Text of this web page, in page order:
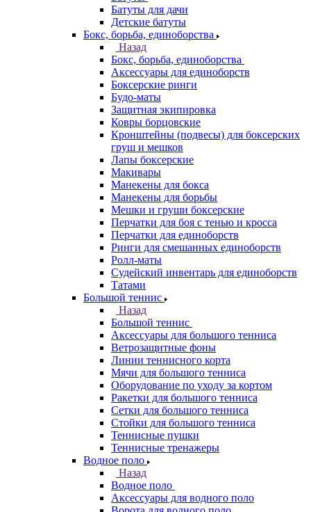
Батуты для дачи
Детские батуты
Бокс, борьба, единоборства
Назад
Бокс, борьба, единоборства
Аксессуары для единоборств
Боксерские ринги
Будо-маты
Защитная экипировка
Ковры борцовские
Кронштейны (подвесы) для боксерских
груш и мешков
Лапы боксерские
Макивары
Манекены для бокса
Манекены для борьбы
Мешки и груши боксерские
Перчатки для боя с тенью и кросса
Перчатки для единоборств
Ринги для смешанных единоборств
Ролл-маты
Судейский инвентарь для единоборств
Татами
Большой теннис
Назад
Большой теннис
Аксессуары для большого тенниса
Ветрозащитные фоны
Линии теннисного корта
Мячи для большого тенниса
Оборудование по уходу за кортом
Ракетки для большого тенниса
Сетки для большого тенниса
Стойки для большого тенниса
Теннисные пушки
Теннисные тренажеры
Водное поло
Назад
Водное поло
Аксессуары для водного поло